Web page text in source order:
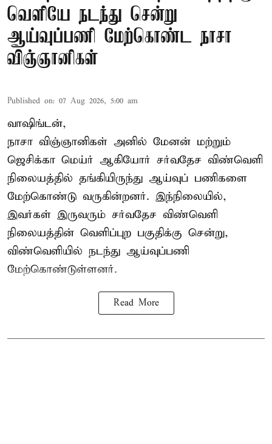
வெளியே நடந்து சென்று
ஆய்வுப்பணி மேற்கொண்ட நாசா
விஞ்ஞானிகள்
Published on: 07 Aug 2026, 5:00 am
வாஷிங்டன்,
நாசா விஞ்ஞானிகள் அனில் மேனன் மற்றும்
ஜெசிக்கா மெய்ர் ஆகியோர் சர்வதேச விண்வெளி
நிலையத்தில் தங்கியிருந்து ஆய்வுப் பணிகளை
மேற்கொண்டு வருகின்றனர். இந்நிலையில்,
இவர்கள் இருவரும் சர்வதேச விண்வெளி
நிலையத்தின் வெளிப்புற பகுதிக்கு சென்று,
விண்வெளியில் நடந்து ஆய்வுப்பணி
மேற்கொண்டுள்ளனர்.
Read More